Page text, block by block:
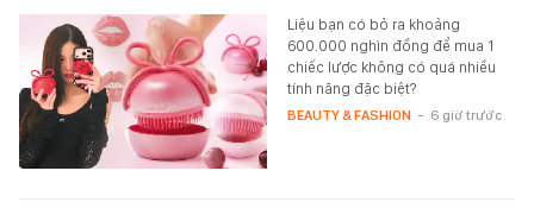
Liệu bạn có bỏ ra khoảng
600.000 nghìn đồng để mua 1
chiếc lược không có quá nhiều
tính năng đặc biệt?
BEAUTY & FASHION - 6 giờ trước